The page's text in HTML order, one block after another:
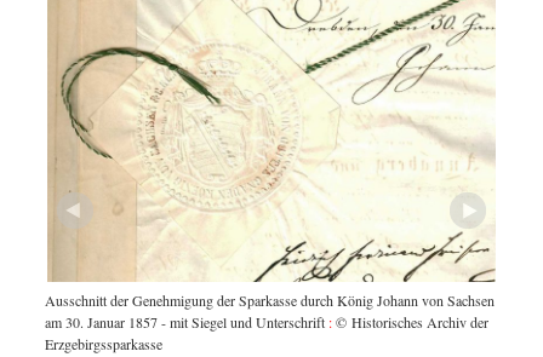
Ausschnitt der Genehmigung der Sparkasse durch König Johann von Sachsen
am 30. Januar 1857 - mit Siegel und Unterschrift :© Historisches Archiv der
Erzgebirgssparkasse